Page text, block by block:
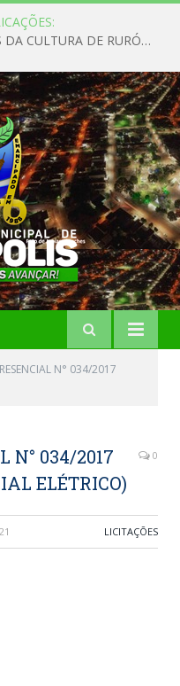
ESCUTA PÚBLICA COM AUTORES DA CULTURA DE RURÓPOLIS
N° 034/2017
N° 034/2017
ELÉTRICO)
0
LICITAÇÕES